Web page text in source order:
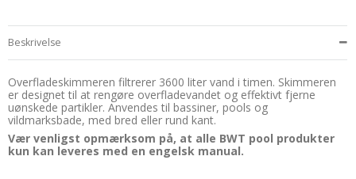
Beskrivelse
Overfladeskimmeren filtrerer 3600 liter vand i timen. Skimmeren
er designet til at rengøre overfladevandet og effektivt fjerne
uønskede partikler. Anvendes til bassiner, pools og
vildmarksbade, med bred eller rund kant.
Vær venligst opmærksom på, at alle BWT pool produkter
kun kan leveres med en engelsk manual.